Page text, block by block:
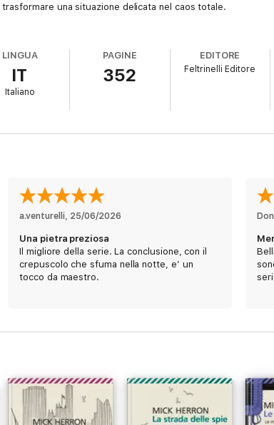
una situazione delicata nel caos totale.
Dagger 2025, il più prestigioso premio internazionale
non delude mai.”
LINGUA
IT
Italiano
PAGINE
352
EDITORE
Feltrinelli Editore
a.venturelli, 25/06/2026
Una pietra preziosa
Il migliore della serie. La conclusione, con il
crepuscolo che sfuma nella notte, e’ un
tocco da maestro.